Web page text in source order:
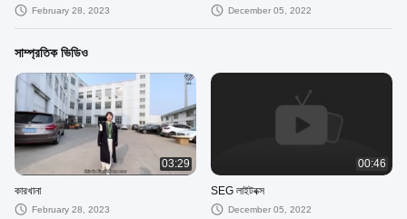
February 28, 2023 December 05, 2022
সাম্প্রতিক ভিডিও
03:29
কারখানা
February 28, 2023
00:46
SEG লাইটবক্স
December 05, 2022